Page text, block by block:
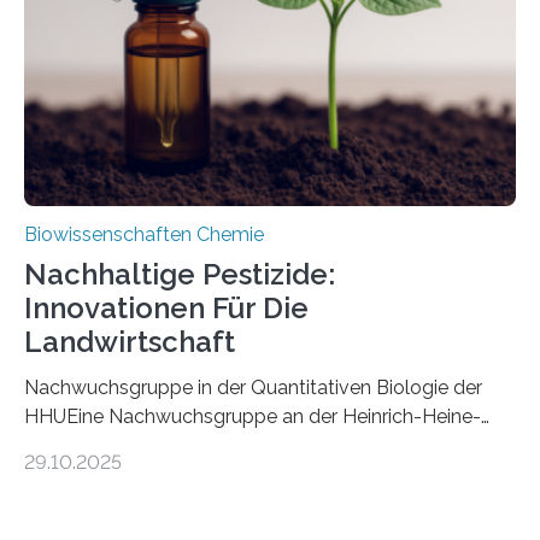
fossile Nachweis einer Stechmückenlarve in Bernstein
stellt gleichzeitig den ersten Fossilfund einer
Mückenlarve aus dem Mesozoikum dar, denn…
Biowissenschaften Chemie
Nachhaltige Pestizide:
Innovationen Für Die
Landwirtschaft
Nachwuchsgruppe in der Quantitativen Biologie der
HHUEine Nachwuchsgruppe an der Heinrich-Heine-
fünf Jahren erforschen, wie Bakterien auf
29.10.2025